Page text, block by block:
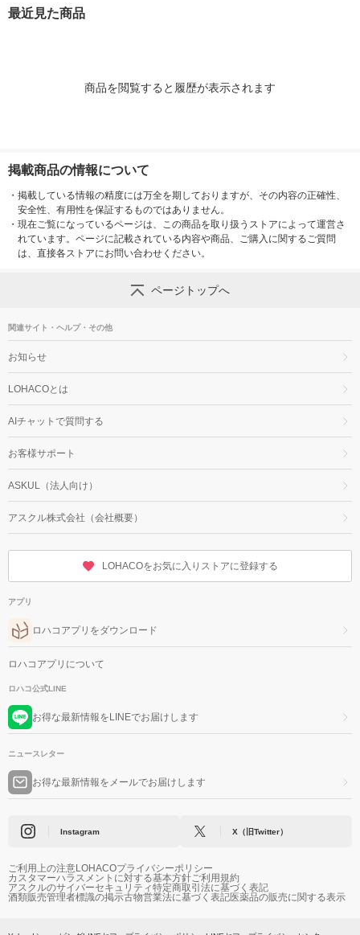
個（直送品）
最近見た商品
商品を閲覧すると履歴が表示されます
掲載商品の情報について
・ 掲載している情報の精度には万全を期しておりますが、その内容の正確性、
安全性、有用性を保証するものではありません。
・ 現在ご覧になっているページは、この商品を取り扱うストアによって運営さ
れています。ページに記載されている内容や商品、ご購入に関するご質問
は、直接各ストアにお問い合わせください。
ページトップへ
関連サイト・ヘルプ・その他
お知らせ
LOHACOとは
AIチャットで質問する
お客様サポート
ASKUL（法人向け）
アスクル株式会社（会社概要）
LOHACOをお気に入りストアに登録する
アプリ
ロハコアプリをダウンロード
ロハコアプリについて
ロハコ公式LINE
お得な最新情報をLINEでお届けします
ニュースレター
お得な最新情報をメールでお届けします
Instagram X（旧Twitter）
ご利用上の注意LOHACOプライバシーポリシー
カスタマーハラスメントに対する基本方針ご利用規約
アスクルのサイバーセキュリティ特定商取引法に基づく表記
酒類販売管理者標識の掲示古物営業法に基づく表記医薬品の販売に関する表示